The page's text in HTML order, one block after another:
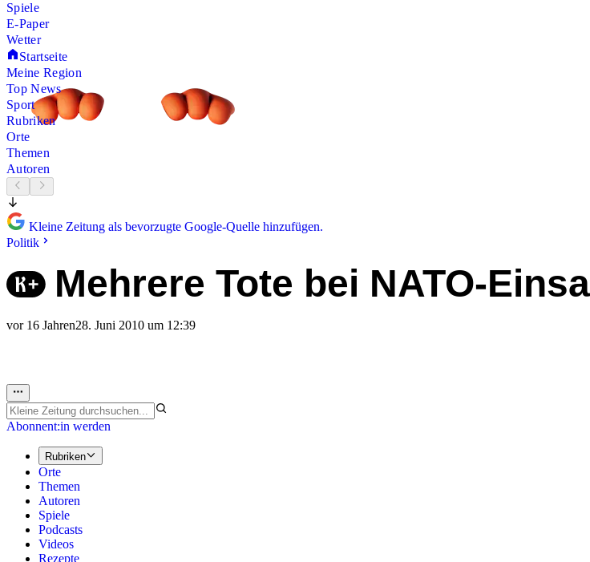
Spiele
E-Paper
Wetter
Startseite
Meine Region
Top News
Sport
Rubriken
Orte
Themen
Autoren
Kleine Zeitung als bevorzugte Google-Quelle hinzufügen.
Politik
Mehrere Tote bei NATO-
vor 16 Jahren28. Juni 2010 um 12:39
Abonnent:in werden
Rubriken
Orte
Themen
Autoren
Spiele
Podcasts
Videos
Rezepte